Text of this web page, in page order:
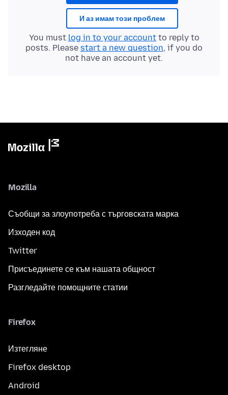
И аз имам този проблем
You must log in to your accountto reply to
posts. Please start a new question, if you do
not have an account yet.
Mozilla
Съобщи за злоупотреба с търговската марка
Изходен код
Twitter
Присъединете се към нашата общност
Разгледайте помощните статии
Firefox
Изтегляне
Firefox desktop
Android